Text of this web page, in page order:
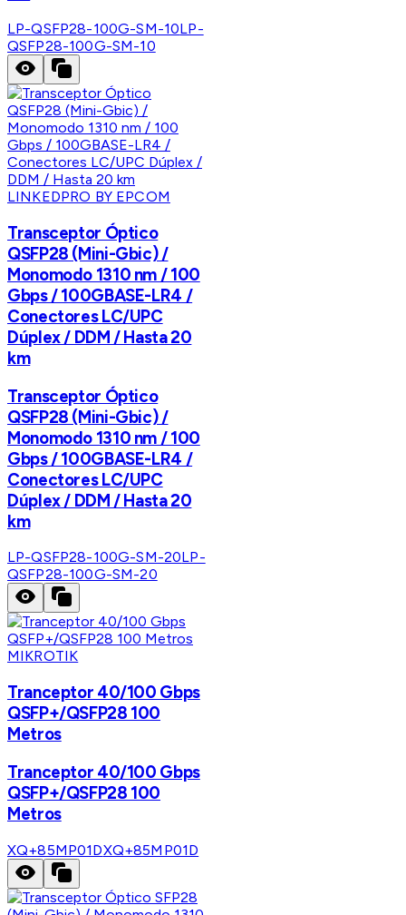
LP-QSFP28-100G-SM-10LP-
QSFP28-100G-SM-10
LINKEDPRO BY EPCOM
Transceptor Óptico
QSFP28 (Mini-Gbic) /
Monomodo 1310 nm / 100
Gbps / 100GBASE-LR4 /
Conectores LC/UPC
Dúplex / DDM / Hasta 20
km
Transceptor Óptico
QSFP28 (Mini-Gbic) /
Monomodo 1310 nm / 100
Gbps / 100GBASE-LR4 /
Conectores LC/UPC
Dúplex / DDM / Hasta 20
km
LP-QSFP28-100G-SM-20LP-
QSFP28-100G-SM-20
MIKROTIK
Tranceptor 40/100 Gbps
QSFP+/QSFP28 100
Metros
Tranceptor 40/100 Gbps
QSFP+/QSFP28 100
Metros
XQ+85MP01DXQ+85MP01D